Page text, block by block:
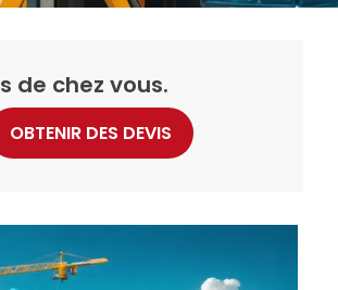
de chez vous.
OBTENIR DES DEVIS